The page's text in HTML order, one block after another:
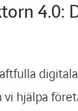
4.0:
hjälpa